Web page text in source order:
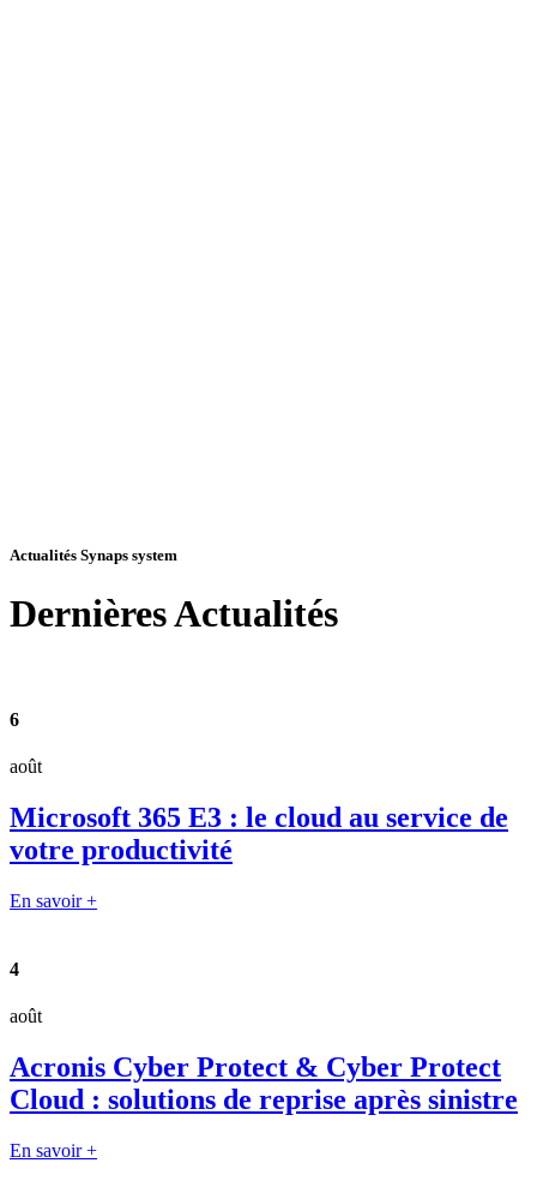
Actualités Synaps system
DernièresActualités
6
août
Microsoft 365 E3 : le cloud au service de
votre productivité
En savoir +
4
août
Acronis Cyber Protect & Cyber Protect
Cloud : solutions de reprise après sinistre
En savoir +